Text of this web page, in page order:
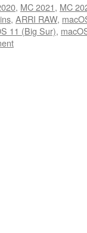
, MC 2021, MC
, ARRI RAW,
11 (Big Sur),